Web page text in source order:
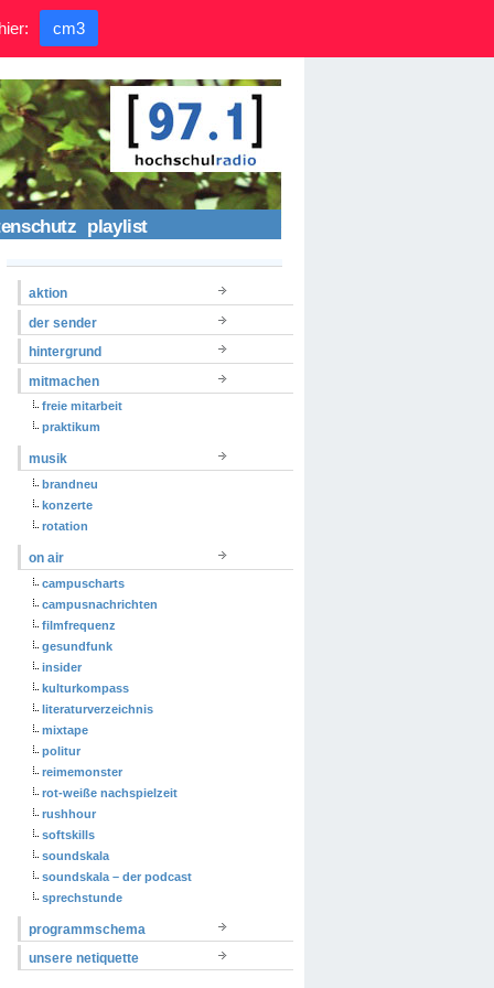
playlist
aktion
der sender
hintergrund
mitmachen
freie mitarbeit
praktikum
musik
brandneu
konzerte
rotation
on air
campuscharts
campusnachrichten
filmfrequenz
gesundfunk
insider
kulturkompass
literaturverzeichnis
mixtape
politur
reimemonster
rot-weiße nachspielzeit
rushhour
softskills
soundskala
soundskala – der podcast
sprechstunde
programmschema
unsere netiquette
cm3